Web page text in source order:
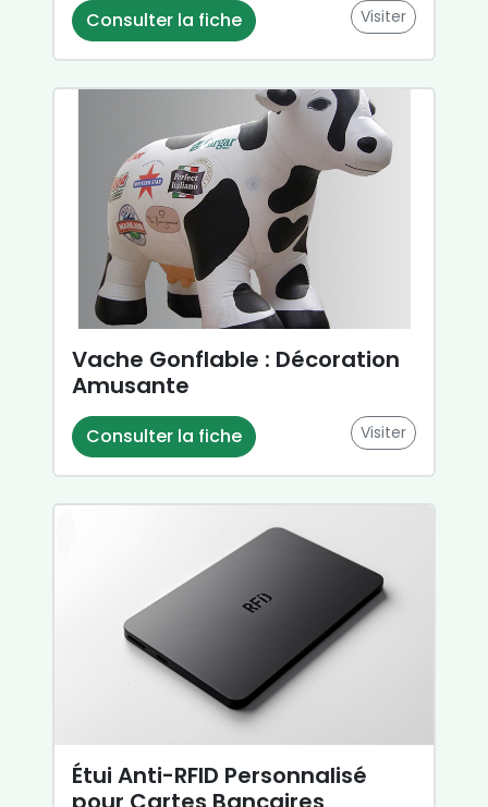
Consulter la fiche Visiter
Vache Gonflable : Décoration
Amusante
Consulter la fiche Visiter
Étui Anti-RFID Personnalisé